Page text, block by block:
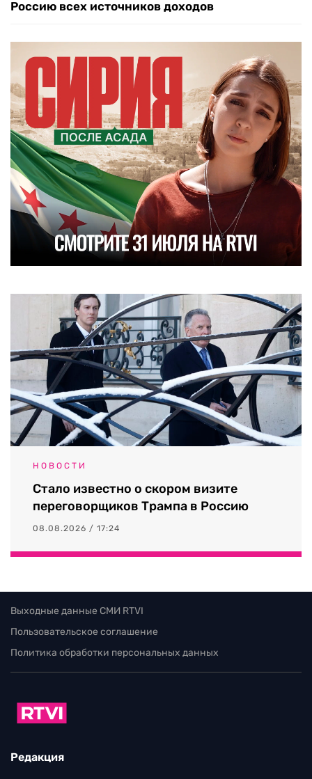
Россию всех источников доходов
НОВОСТИ
Стало известно о скором визите
переговорщиков Трампа в Россию
08.08.2026 / 17:24
Выходные данные СМИ RTVI
Пользовательское соглашение
Политика обработки персональных данных
Редакция